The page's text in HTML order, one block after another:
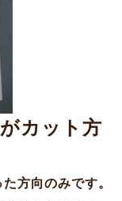
カット方
方向のみです。